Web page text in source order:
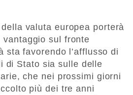
valuta europea porterà
vantaggio sul fronte
sta favorendo l’afflusso di
di Stato sia sulle delle
che nei prossimi giorni
più dei tre anni